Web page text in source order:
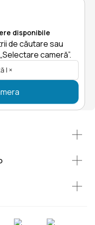
disponibile
de căutare sau
cameră”.
| ×